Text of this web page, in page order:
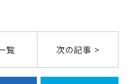
覧 次の記事 >